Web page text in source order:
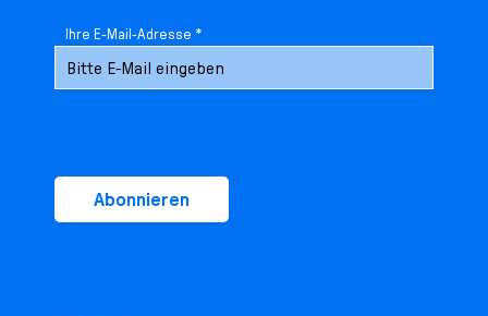
Ihre E-Mail-Adresse *
Abonnieren